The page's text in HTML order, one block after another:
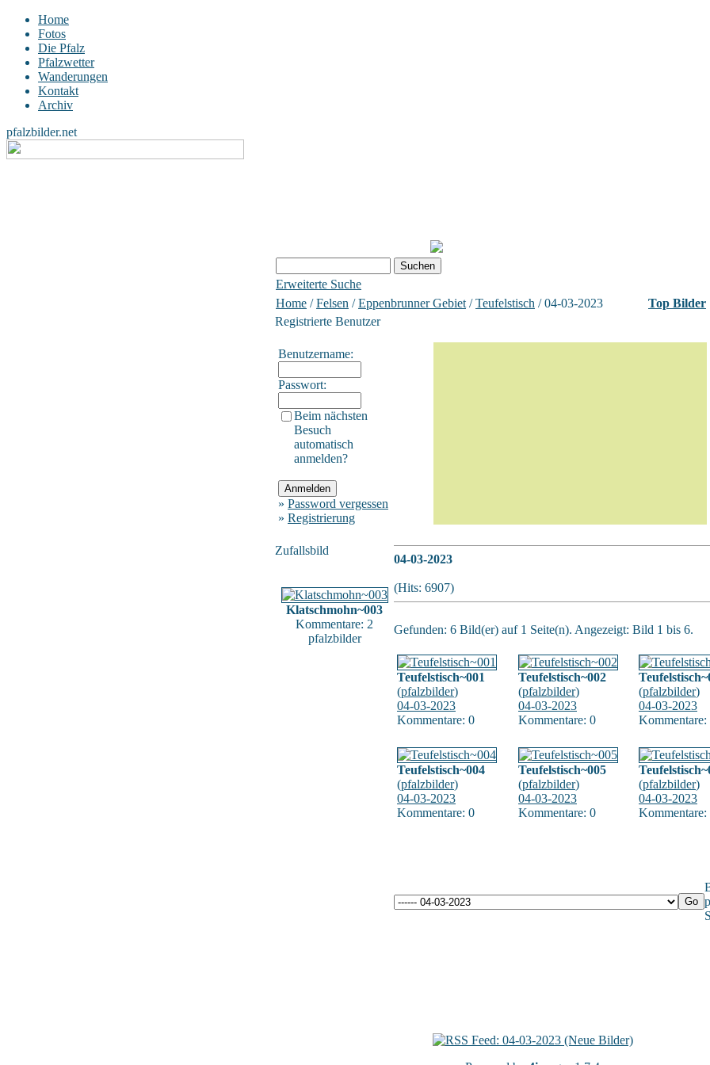
Home
Fotos
Die Pfalz
Pfalzwetter
Wanderungen
Kontakt
Archiv
pfalzbilder.net
Erweiterte Suche
Home /Felsen /Eppenbrunner Gebiet /Teufelstisch / 04-03-2023
Top Bilder
Registrierte Benutzer
Benutzername:
Passwort:
Beim nächsten
Besuch
automatisch
anmelden?
» Password vergessen
» Registrierung
Zufallsbild
Klatschmohn~003
Kommentare: 2
pfalzbilder
04-03-2023
(Hits: 6907)
Gefunden: 6 Bild(er) auf 1 Seite(n). Angezeigt: Bild 1 bis 6.
Teufelstisch~001
(pfalzbilder)
04-03-2023
Kommentare: 0
Teufelstisch~002
(pfalzbilder)
04-03-2023
Kommentare: 0
(pfalzbilder)
04-03-2023
Kommentare:
Teufelstisch~004
(pfalzbilder)
04-03-2023
Kommentare: 0
Teufelstisch~005
(pfalzbilder)
04-03-2023
Kommentare: 0
(pfalzbilder)
04-03-2023
Kommentare: